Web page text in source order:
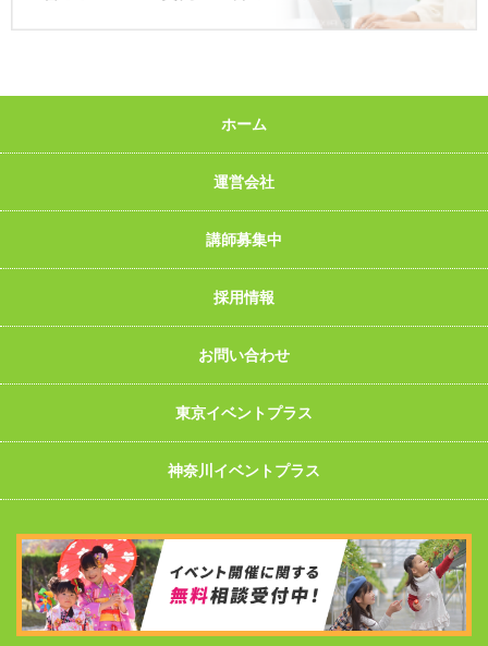
ホーム
運営会社
講師募集中
採用情報
お問い合わせ
東京イベントプラス
神奈川イベントプラス